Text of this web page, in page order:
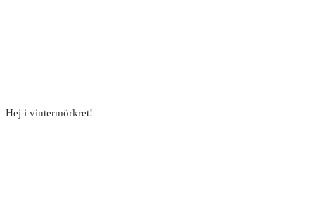
Hej i vintermörkret!